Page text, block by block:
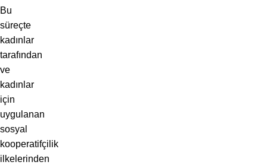
Bu
süreçte
kadınlar
tarafından
ve
kadınlar
için
uygulanan
sosyal
kooperatifçilik
ilkelerinden